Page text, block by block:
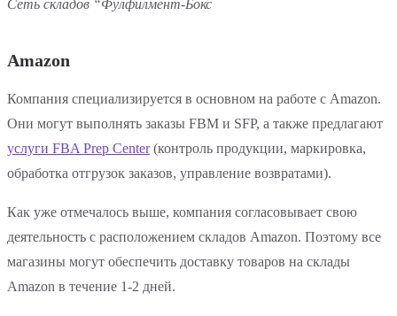
Сеть складов “Фулфилмент-Бокс
Amazon
Компания специализируется в основном на работе с Amazon.
Они могут выполнять заказы FBM и SFP, а также предлагают
услуги FBA Prep Center(контроль продукции, маркировка,
обработка отгрузок заказов, управление возвратами).
Как уже отмечалось выше, компания согласовывает свою
деятельность с расположением складов Amazon. Поэтому все
магазины могут обеспечить доставку товаров на склады
Amazon в течение 1-2 дней.